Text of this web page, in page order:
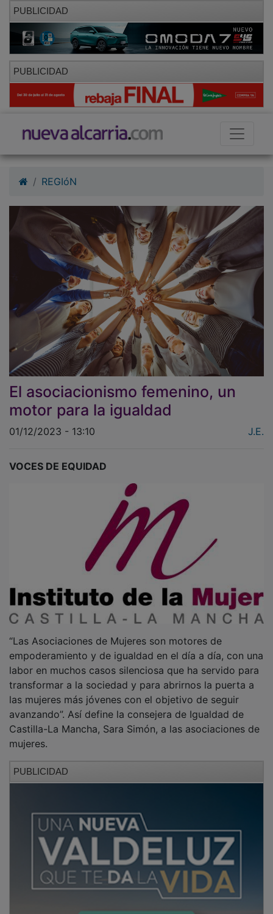
PUBLICIDAD
PUBLICIDAD
El asociacionismo femenino, un
motor para la igualdad
01/12/2023 - 13:10
empoderamiento y de igualdad en el día a día, con una
labor en muchos casos silenciosa que ha servido para
transformar a la sociedad y para abrirnos la puerta a
las mujeres más jóvenes con el objetivo de seguir
avanzando”. Así define la consejera de Igualdad de
Castilla-La Mancha, Sara Simón, a las asociaciones de
mujeres.